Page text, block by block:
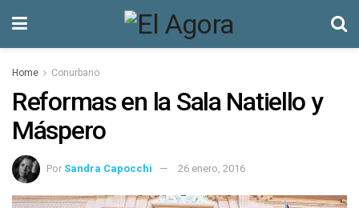
Home Conurbano
Reformas en la Sala Natiello y
Máspero
Por Sandra Capocchi 26 enero, 2016